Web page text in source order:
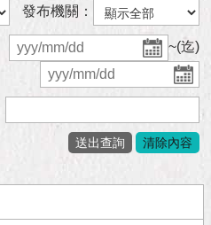
發布機關：
~(迄)